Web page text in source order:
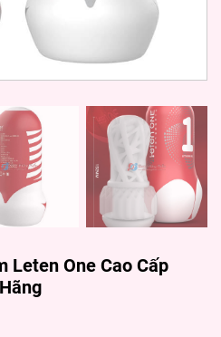
Leten One Cao Cấp